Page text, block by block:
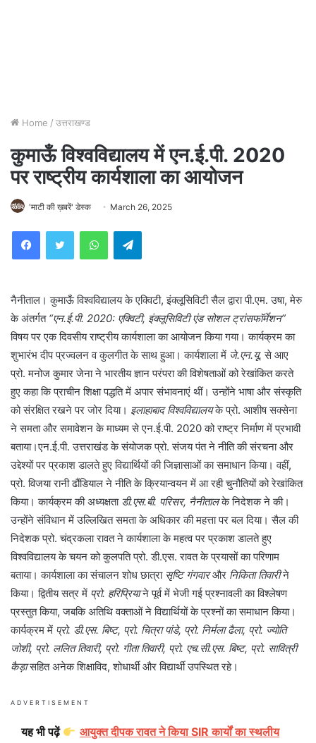
Home / उत्तराखण्ड
कुमाऊँ विश्वविद्यालय में एन.ई.पी. 2020
पर राष्ट्रीय कार्यशाला का आयोजन
'माटी की ख़बरें' डेस्क March 26, 2025
WhatsAppTelegram
नैनीताल। कुमाऊँ विश्वविद्यालय के एक्विटी, इंक्लूसिविटी सैल द्वारा पी.एम. उषा, मेरु
के अंतर्गत “एन.ई.पी. 2020: एक्विटी, इंक्लूसिविटी एंड सोशल ट्रांसफॉर्मेशन”
विषय पर एक दिवसीय राष्ट्रीय कार्यशाला का आयोजन किया गया। कार्यक्रम का
शुभारंभ दीप प्रज्वलन व कुलगीत के साथ हुआ। कार्यशाला में जे.एन.यू. से आए
प्रो. मनोज कुमार जेना ने भारतीय ज्ञान परंपरा की विशेषताओं को रेखांकित करते
हुए कहा कि प्राचीन शिक्षा पद्धति में अपार संभावनाएं थीं। उन्होंने भाषा और संस्कृति
को संरक्षित रखने पर जोर दिया। इलाहाबाद विश्वविद्यालयके प्रो. आशीष सक्सेना
ने समता और समावेशन के माध्यम से एन.ई.पी. 2020 को राष्ट्र निर्माण में प्रभावी
बताया।एन.ई.पी. उत्तराखंड के संयोजक प्रो. संजय पंत ने नीति की संरचना और
उद्देश्यों पर प्रकाश डालते हुए विद्यार्थियों की जिज्ञासाओं का समाधान किया। वहीं,
प्रो. विजया रानी ढौंडियाल ने नीति के क्रियान्वयन में आ रही चुनौतियों को रेखांकित
किया। कार्यक्रम की अध्यक्षता डी.एस.बी. परिसर, नैनीतालके निदेशक ने की।
उन्होंने संविधान में उल्लिखित समता के अधिकार की महत्ता पर बल दिया। सैल की
निदेशक प्रो. चंद्रकला रावत ने कार्यशाला के महत्व पर प्रकाश डालते हुए
विश्वविद्यालय के चयन को कुलपति प्रो. डी.एस. रावत के प्रयासों का परिणाम
बताया। कार्यशाला का संचालन शोध छात्रा सृष्टि गंगवारऔर निकिता तिवारीने
किया। द्वितीय सत्र में प्रो. हरिप्रियाने पूर्व में भेजी गई प्रश्नावली का विश्लेषण
प्रस्तुत किया, जबकि अतिथि वक्ताओं ने विद्यार्थियों के प्रश्नों का समाधान किया।
कार्यक्रम में प्रो. डी.एस. बिष्ट, प्रो. चित्रा पांडे, प्रो. निर्मला ढैला, प्रो. ज्योति
जोशी, प्रो. ललित तिवारी, प्रो. गीता तिवारी, प्रो. एच.सी.एस. बिष्ट, प्रो. सावित्री
कैड़ासहित अनेक शिक्षाविद, शोधार्थी और विद्यार्थी उपस्थित रहे।
ADVERTISEMENT
यह भी पढ़ें
आयुक्त दीपक रावत ने किया SIR कार्यों का स्थलीय